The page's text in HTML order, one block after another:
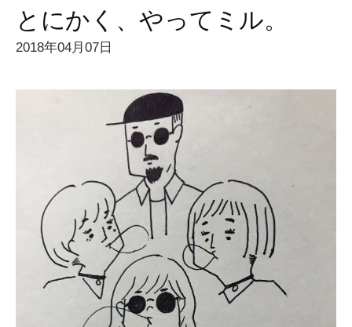
とにかく、やってミル。
2018年04月07日